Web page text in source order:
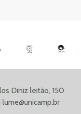
Diniz leitão, 150
lume@unicamp.br